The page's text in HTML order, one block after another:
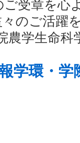
受章を心
のご活躍
農学生命
学環・学